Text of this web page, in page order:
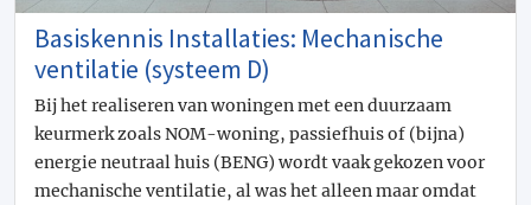
Basiskennis Installaties: Mechanische
ventilatie (systeem D)
Bij het realiseren van woningen met een duurzaam
keurmerk zoals NOM-woning, passiefhuis of (bijna)
energie neutraal huis (BENG) wordt vaak gekozen voor
mechanische ventilatie, al was het alleen maar omdat